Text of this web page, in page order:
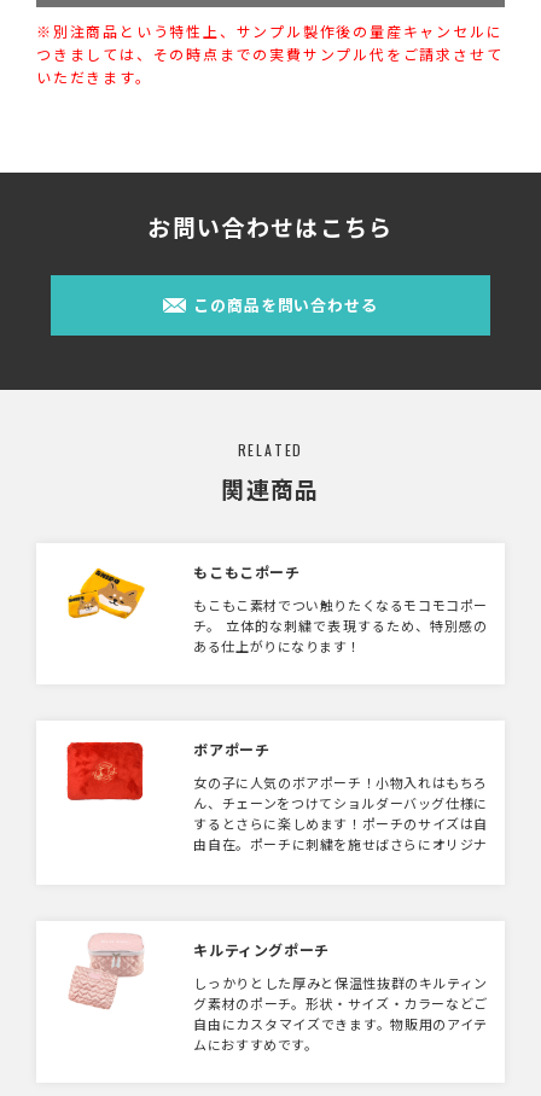
※別注商品という特性上、サンプル製作後の量産キャンセルに
つきましては、その時点までの実費サンプル代をご請求させて
いただきます。
お問い合わせはこちら
この商品を問い合わせる
RELATED
関連商品
もこもこポーチ
もこもこ素材でつい触りたくなるモコモコポー
チ。 立体的な刺繍で表現するため、特別感の
ある仕上がりになります！
ボアポーチ
女の子に人気のボアポーチ！小物入れはもちろ
ん、チェーンをつけてショルダーバッグ仕様に
するとさらに楽しめます！ポーチのサイズは自
由自在。ポーチに刺繍を施せばさらにオリジナ
キルティングポーチ
しっかりとした厚みと保温性抜群のキルティン
グ素材のポーチ。形状・サイズ・カラーなどご
自由にカスタマイズできます。物販用のアイテ
ムにおすすめです。